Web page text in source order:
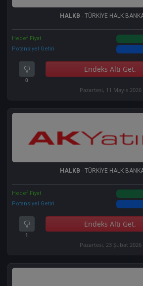
HALKB - TÜRKİYE HALK
Hedef Fiyat
Potansiyel Getiri
0
Endeks Altı Get.
Pazartesi, 11 Mayıs 2026
HALKB - TÜRKİYE HALK
Hedef Fiyat
Potansiyel Getiri
1
Endeks Altı Get.
Pazartesi, 23 Şubat 2026